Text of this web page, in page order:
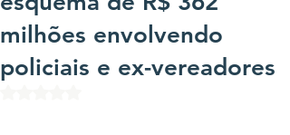
milhões envolvendo
policiais e ex-vereadores